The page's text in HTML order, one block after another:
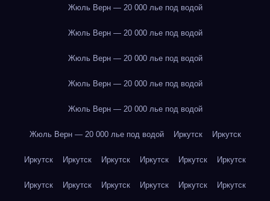
Жюль Верн — 20 000 лье под водой
Жюль Верн — 20 000 лье под водой
Жюль Верн — 20 000 лье под водой
Жюль Верн — 20 000 лье под водой
Жюль Верн — 20 000 лье под водой
Жюль Верн — 20 000 лье под водой Иркутск Иркутск
Иркутск Иркутск Иркутск Иркутск Иркутск Иркутск
Иркутск Иркутск Иркутск Иркутск Иркутск Иркутск